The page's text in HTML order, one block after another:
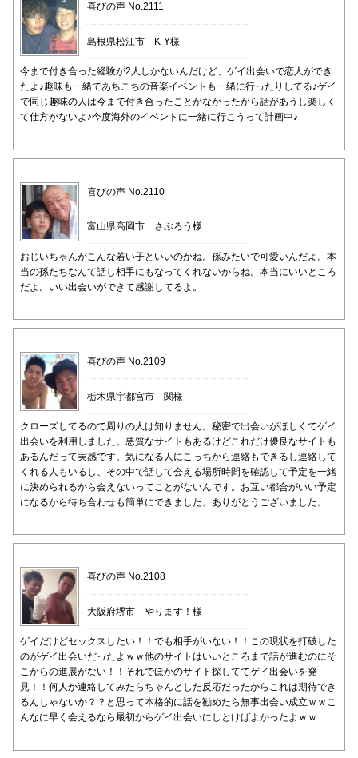
喜びの声 No.2111
島根県松江市 K-Y様
今まで付き合った経験が2人しかないんだけど、ゲイ出会いで恋人ができ
たよ♪趣味も一緒であちこちの音楽イベントも一緒に行ったりしてる♪ゲイ
で同じ趣味の人は今まで付き合ったことがなかったから話があうし楽しく
て仕方がないよ♪今度海外のイベントに一緒に行こうって計画中♪
喜びの声 No.2110
富山県高岡市 さぶろう様
おじいちゃんがこんな若い子といいのかね。孫みたいで可愛いんだよ。本
当の孫たちなんて話し相手にもなってくれないからね。本当にいいところ
だよ。いい出会いができて感謝してるよ。
喜びの声 No.2109
栃木県宇都宮市 関様
クローズしてるので周りの人は知りません。秘密で出会いがほしくてゲイ
出会いを利用しました。悪質なサイトもあるけどこれだけ優良なサイトも
あるんだって実感です。気になる人にこっちから連絡もできるし連絡して
くれる人もいるし、その中で話して会える場所時間を確認して予定を一緒
に決められるから会えないってことがないんです。お互い都合がいい予定
になるから待ち合わせも簡単にできました。ありがとうございました。
喜びの声 No.2108
大阪府堺市 やります！様
ゲイだけどセックスしたい！！でも相手がいない！！この現状を打破した
のがゲイ出会いだったよｗｗ他のサイトはいいところまで話が進むのにそ
こからの進展がない！！それでほかのサイト探しててゲイ出会いを発
見！！何人か連絡してみたらちゃんとした反応だったからこれは期待でき
るんじゃないか？？と思って本格的に話を勧めたら無事出会い成立ｗｗこ
んなに早く会えるなら最初からゲイ出会いにしとけばよかったよｗｗ